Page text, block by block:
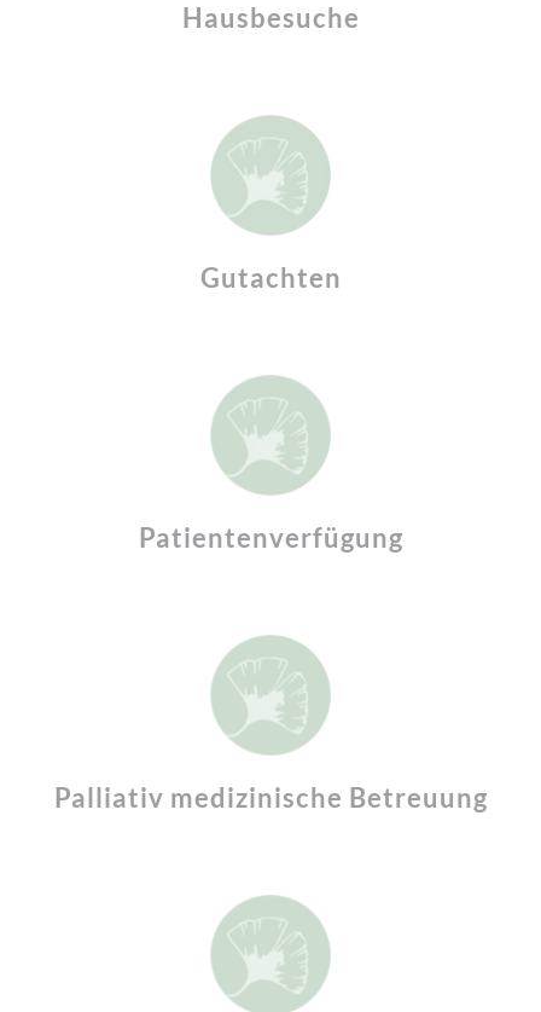
Hausbesuche
Gutachten
Patientenverfügung
Palliativ medizinische Betreuung